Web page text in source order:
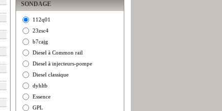
SONDAGE
112q01
23zsc4
b7cajg
Diesel à Common rail
Diesel à injecteurs-pompe
Diesel classique
dyhltb
Essence
GPL